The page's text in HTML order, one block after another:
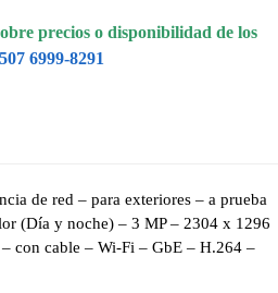
precios o disponibilidad de los
6999-8291
de red – para exteriores – a prueba
(Día y noche) – 3 MP – 2304 x 1296
con cable – Wi-Fi – GbE – H.264 –